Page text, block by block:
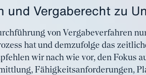
und Vergaberecht zu
von Vergabeverfahren
hat und demzufolge das
wir nach wie vor, den Fokus
Fähigkeitsanforderungen,